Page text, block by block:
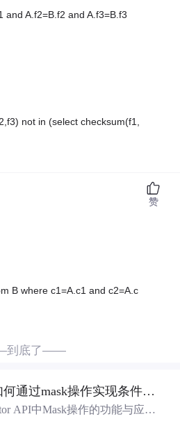
and A.f2=B.f2 and A.f3=B.f3
not in (select checksum(f1,
B where c1=A.c1 and c2=A.c
赞
底了——
Java Vector API：如何通过mask操作实现条件式的向量计算与
API中Mask操作的功能与应